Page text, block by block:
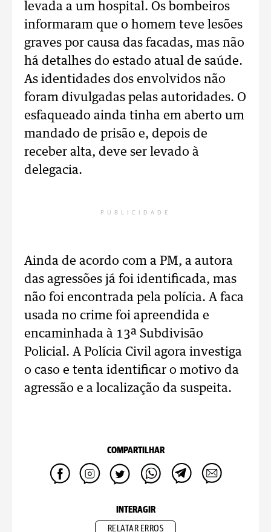
levada a um hospital. Os bombeiros
informaram que o homem teve lesões
graves por causa das facadas, mas não
há detalhes do estado atual de saúde.
As identidades dos envolvidos não
foram divulgadas pelas autoridades. O
esfaqueado ainda tinha em aberto um
mandado de prisão e, depois de
receber alta, deve ser levado à
delegacia.
PUBLICIDADE
Ainda de acordo com a PM, a autora
das agressões já foi identificada, mas
não foi encontrada pela polícia. A faca
usada no crime foi apreendida e
encaminhada à 13ª Subdivisão
Policial. A Polícia Civil agora investiga
o caso e tenta identificar o motivo da
agressão e a localização da suspeita.
COMPARTILHAR
INTERAGIR
RELATAR ERROS